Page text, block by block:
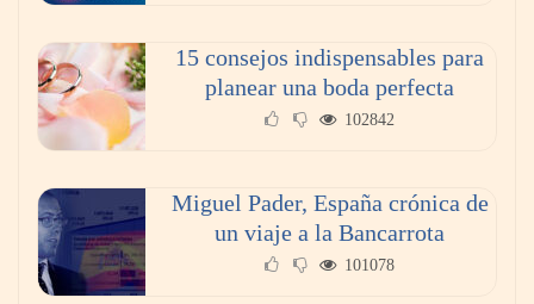
Toro Tapas inaugura su Raw Bar: una
experiencia desde mediodía hasta el
anochecer con cocina abierta
15 consejos indispensables para
planear una boda perfecta
102842
Miguel Pader, España crónica de
un viaje a la Bancarrota
101078